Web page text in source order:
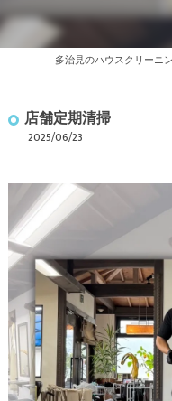
多治見のハウスクリーニ
店舗定期清掃
2025/06/23